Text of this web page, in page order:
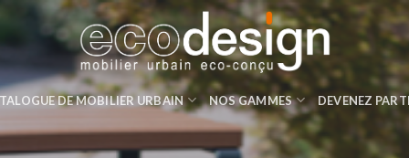
DE MOBILIER URBAIN NOS GAMMES DEVENEZ